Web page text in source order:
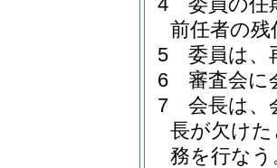
前任者の
5
委員は、
6
審査会に
7
会長は、
長が欠け
務を行なう